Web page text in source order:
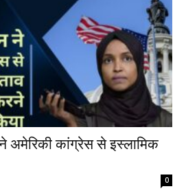
अमेरिकी कांग्रेस से इस्लामिक
0